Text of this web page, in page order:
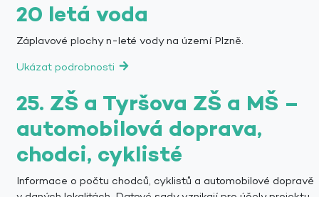
20 letá voda
Záplavové plochy n-leté vody na území Plzně.
Ukázat podrobnosti
25. ZŠ a Tyršova ZŠ a MŠ –
automobilová doprava,
chodci, cyklisté
Informace o počtu chodců, cyklistů a automobilové dopravě